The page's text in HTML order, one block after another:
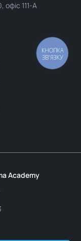
офіс 111-А
Academy
КНОПКА
ЗВ'ЯЗКУ